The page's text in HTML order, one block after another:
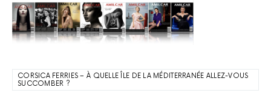
CORSICA FERRIES – À QUELLE ÎLE DE LA MÉDITERRANÉE ALLEZ-VOUS
SUCCOMBER ?